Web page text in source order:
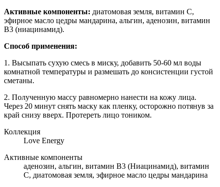
Активные компоненты: диатомовая земля, витамин C,
эфирное масло цедры мандарина, альгин, аденозин, витамин
B3 (ниацинамид).
Способ применения:
1. Высыпать сухую смесь в миску, добавить 50-60 мл воды
комнатной температуры и размешать до консистенции густой
сметаны.
2. Полученную массу равномерно нанести на кожу лица.
Через 20 минут снять маску как пленку, осторожно потянув за
край снизу вверх. Протереть лицо тоником.
Коллекция
Love Energy
Активные компоненты
аденозин, альгин, витамин B3 (Ниацинамид), витамин
С, диатомовая земля, эфирное масло цедры мандарина